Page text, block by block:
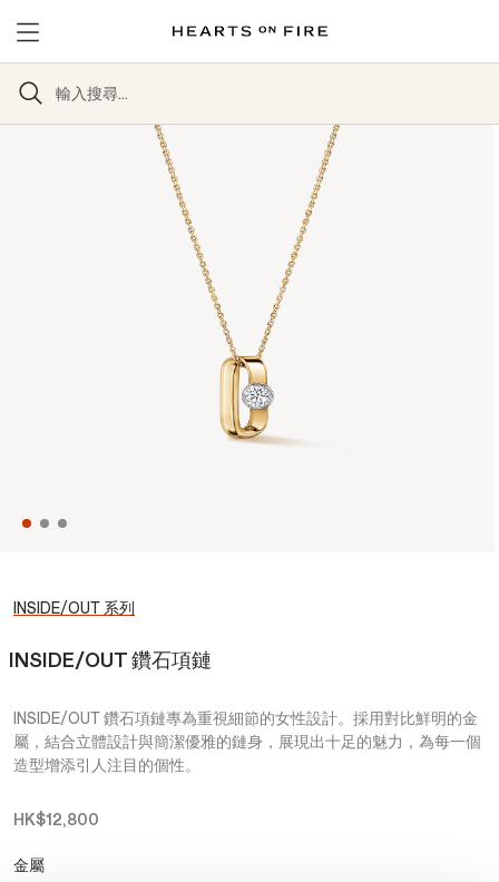
INSIDE/OUT 系列
INSIDE/OUT 鑽石項鏈
INSIDE/OUT 鑽石項鏈專為重視細節的女性設計。採用對比鮮明的金
屬，結合立體設計與簡潔優雅的鏈身，展現出十足的魅力，為每一個
造型增添引人注目的個性。
HK$12,800
金屬